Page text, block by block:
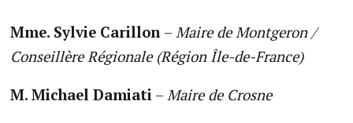
Mme. Sylvie Carillon – Maire de Montgeron /
Conseillère Régionale (Région Île-de-France)
M. Michael Damiati– Maire de Crosne